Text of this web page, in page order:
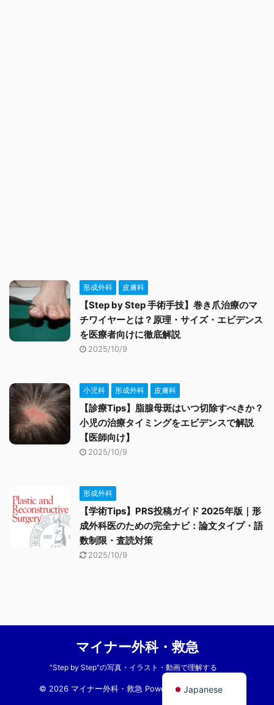
形成外科 皮膚科
【Step by Step 手術手技】巻き爪治療のマ
チワイヤーとは？原理・サイズ・エビデンス
を医療者向けに徹底解説
2025/10/9
小児科 形成外科 皮膚科
【診療Tips】脂腺母斑はいつ切除すべきか？
小児の治療タイミングをエビデンスで解説
【医師向け】
2025/10/9
形成外科
【学術Tips】PRS投稿ガイド 2025年版｜形
成外科医のための完全ナビ：論文タイプ・語
数制限・査読対策
2025/10/9
マイナー外科・救急
"Step by Step"の写真・イラスト・動画で理解する
© 2026 マイナー外科・救急 Powered byAFFINGER5
Japanese
English